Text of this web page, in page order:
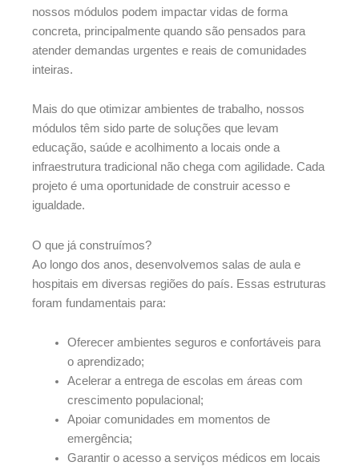
nossos módulos podem impactar vidas de forma
concreta, principalmente quando são pensados para
atender demandas urgentes e reais de comunidades
inteiras.
Mais do que otimizar ambientes de trabalho, nossos
módulos têm sido parte de soluções que levam
educação, saúde e acolhimento a locais onde a
infraestrutura tradicional não chega com agilidade. Cada
projeto é uma oportunidade de construir acesso e
igualdade.
O que já construímos?
Ao longo dos anos, desenvolvemos salas de aula e
hospitais em diversas regiões do país. Essas estruturas
foram fundamentais para:
Oferecer ambientes seguros e confortáveis para
o aprendizado;
Acelerar a entrega de escolas em áreas com
crescimento populacional;
Apoiar comunidades em momentos de
emergência;
Garantir o acesso a serviços médicos em locais